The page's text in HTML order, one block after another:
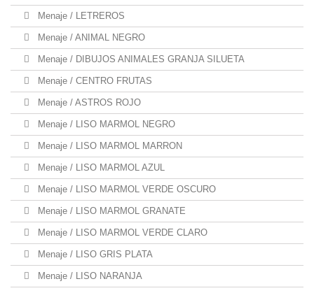
Menaje / LETREROS
Menaje / ANIMAL NEGRO
Menaje / DIBUJOS ANIMALES GRANJA SILUETA
Menaje / CENTRO FRUTAS
Menaje / ASTROS ROJO
Menaje / LISO MARMOL NEGRO
Menaje / LISO MARMOL MARRON
Menaje / LISO MARMOL AZUL
Menaje / LISO MARMOL VERDE OSCURO
Menaje / LISO MARMOL GRANATE
Menaje / LISO MARMOL VERDE CLARO
Menaje / LISO GRIS PLATA
Menaje / LISO NARANJA